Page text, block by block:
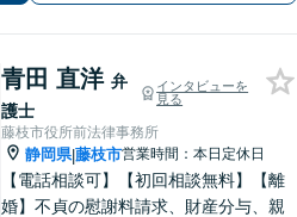
青田 直洋 弁
護士
インタビューを
見る
藤枝市役所前法律事務所
静岡県|藤枝市営業時間：本日定休日
【電話相談可】【初回相談無料】【離
婚】不貞の慰謝料請求、財産分与、親